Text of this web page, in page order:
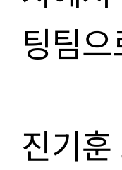
팅팀
진기